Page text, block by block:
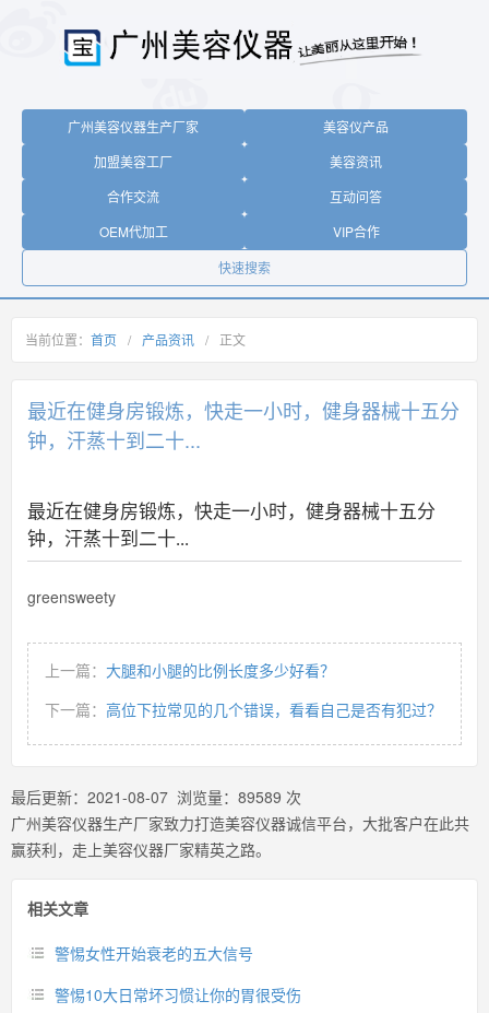
广州美容仪器生产厂家
美容仪产品
加盟美容工厂
美容资讯
合作交流
互动问答
OEM代加工
VIP合作
快速搜索
当前位置： 首页 / 产品资讯 / 正文
最近在健身房锻炼，快走一小时，健身器械十五分
钟，汗蒸十到二十...
最近在健身房锻炼，快走一小时，健身器械十五分
钟，汗蒸十到二十...
greensweety
上一篇： 大腿和小腿的比例长度多少好看？
下一篇： 高位下拉常见的几个错误，看看自己是否有犯过？
最后更新： 2021-08-07 浏览量： 89589 次
广州美容仪器生产厂家致力打造美容仪器诚信平台，大批客户在此共
赢获利，走上美容仪器厂家精英之路。
相关文章
警惕女性开始衰老的五大信号
警惕10大日常坏习惯让你的胃很受伤